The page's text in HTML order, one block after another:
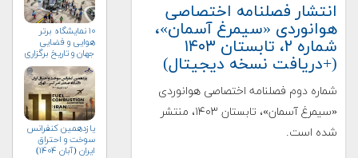
انتشار فصلنامه اختصاصی
هوانوردی «سیمرغ آسمان»،
شماره ۲، تابستان ۱۴۰۳
(+دریافت نسخه دیجیتال)
شماره دوم فصلنامه اختصاصی هوانوردی
«سیمرغ آسمان»، تابستان ۱۴۰۳، منتشر
شده است.
۱۰ نمایشگاه برتر
هوایی و فضایی
جهان و تاریخ برگزاری
آن‌ها
یازدهمین کنفرانس
سوخت و احتراق
ایران (آبان‌ ۱۴۰۴)